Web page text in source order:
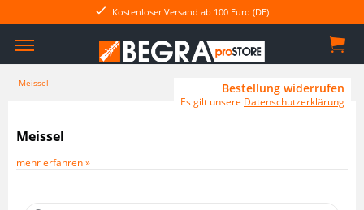
Sichere SSL Verbindung
Meissel
Meissel
mehr erfahren »
Bestellung widerrufen
Es gilt unsere Datenschutzerklärung